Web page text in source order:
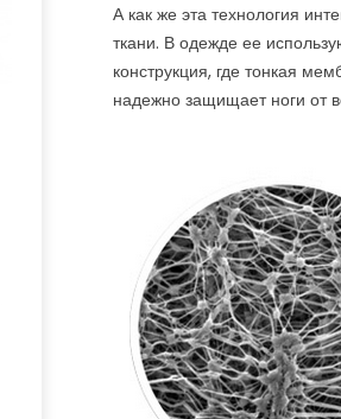
Lowa с технологией Monowrap
действительно кардинально
изменила подход к изготовлению
обуви. Теперь благодаря этой...
Читайте дальше
А как же эта технология
ткани. В одежде ее
конструкция, где тонкая
надежно защищает ноги от